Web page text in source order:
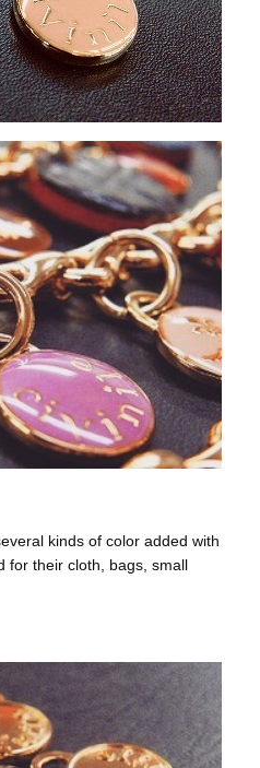
kinds of color added with
for their cloth, bags, small